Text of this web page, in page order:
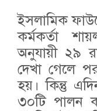
ইসলামিক
কর্মকর্তা
অনুযায়ী ২৯
দেখা গেলে
হয়। কিন্তু
৩০টি পালন